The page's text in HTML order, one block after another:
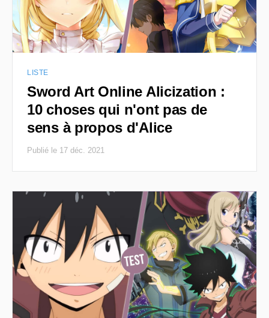
LISTE
Sword Art Online Alicization :
10 choses qui n'ont pas de
sens à propos d'Alice
Publié le 17 déc. 2021